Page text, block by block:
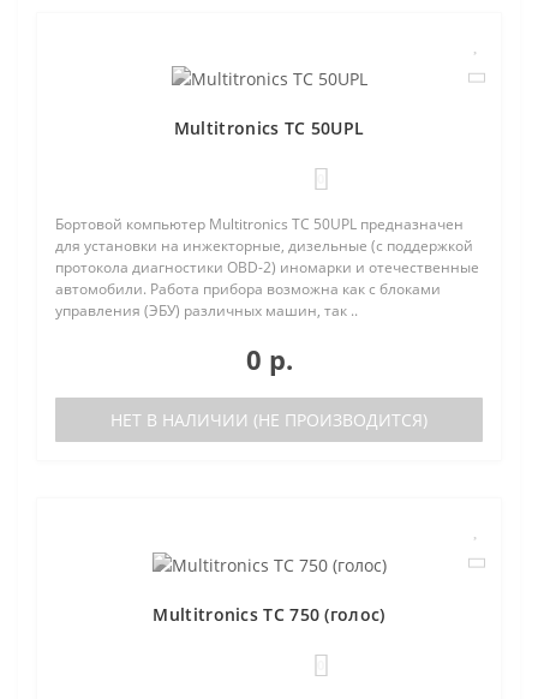
Multitronics TC 50UPL
Бортовой компьютер Multitronics TC 50UPL предназначен
для установки на инжекторные, дизельные (с поддержкой
протокола диагностики OBD-2) иномарки и отечественные
автомобили. Работа прибора возможна как с блоками
управления (ЭБУ) различных машин, так ..
0 р.
НЕТ В НАЛИЧИИ (НЕ ПРОИЗВОДИТСЯ)
Multitronics TC 750 (голос)